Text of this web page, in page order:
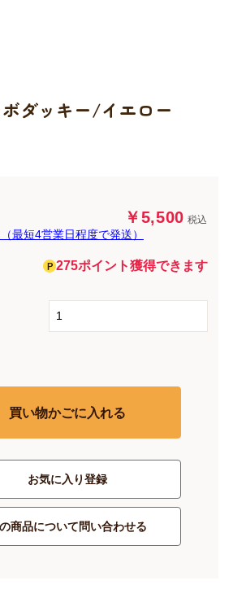
ダッキー/イエロー
￥5,500 税込
最短4営業日程度で発送）
275ポイント獲得できます
買い物かごに入れる
お気に入り登録
商品について問い合わせる